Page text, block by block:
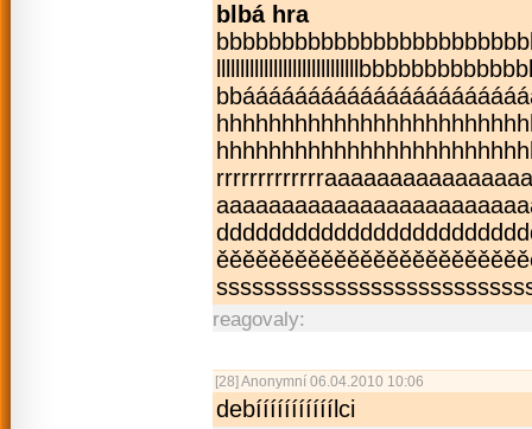
blbá hra
reagovaly:
[28] Anonymní 06.04.2010 10:06
debííííííííííílci